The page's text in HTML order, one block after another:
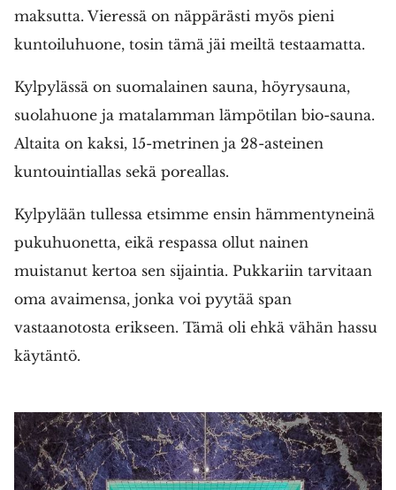
maksutta. Vieressä on näppärästi myös pieni
kuntoiluhuone, tosin tämä jäi meiltä testaamatta.
Kylpylässä on suomalainen sauna, höyrysauna,
suolahuone ja matalamman lämpötilan bio-sauna.
Altaita on kaksi, 15-metrinen ja 28-asteinen
kuntouintiallas sekä poreallas.
Kylpylään tullessa etsimme ensin hämmentyneinä
pukuhuonetta, eikä respassa ollut nainen
muistanut kertoa sen sijaintia. Pukkariin tarvitaan
oma avaimensa, jonka voi pyytää span
vastaanotosta erikseen. Tämä oli ehkä vähän hassu
käytäntö.